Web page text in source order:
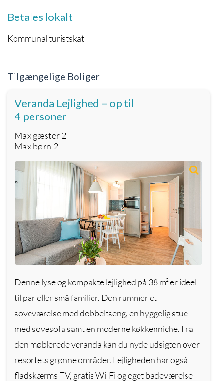
Betales lokalt
Kommunal turistskat
Tilgængelige Boliger
Veranda Lejlighed – op til
4 personer
Max gæster 2
Max børn 2
Denne lyse og kompakte lejlighed på 38 m² er ideel
til par eller små familier. Den rummer et
soveværelse med dobbeltseng, en hyggelig stue
med sovesofa samt en moderne køkkenniche. Fra
den møblerede veranda kan du nyde udsigten over
resortets grønne områder. Lejligheden har også
fladskærms-TV, gratis Wi-Fi og eget badeværelse